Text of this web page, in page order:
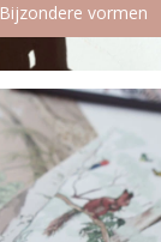
Bijzondere vormen